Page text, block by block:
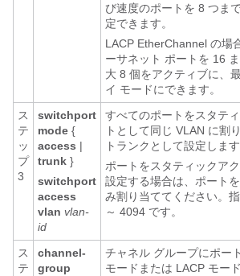
び速度のポートを 8 つま
定できます。
LACP EtherChannel の場
ーサネット ポートを 16
大 8 個をアクティブに、
イ モードにできます。
ス
テ
ッ
プ
3
switchport
mode {
access |
trunk }
switchport
access
vlan vlan-
id
すべてのポートをスタテ
トとして同じ VLAN に割
トランクとして設定します
ポートをスタティックア
設定する場合は、ポート
み割り当ててください。
～ 4094 です。
ス
テ
channel-
group
チャネル グループにポー
モードまたは LACP モー